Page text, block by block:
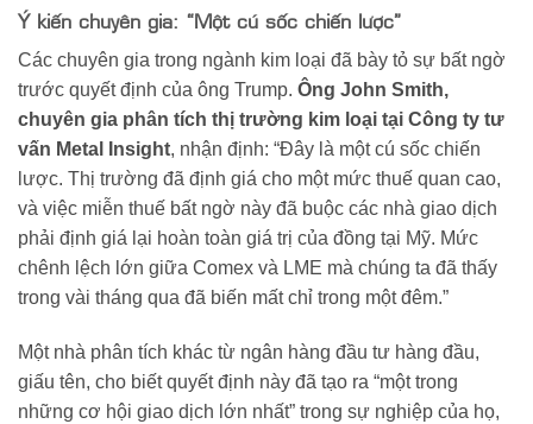
Ý kiến chuyên gia: “Một cú sốc chiến lược”
Các chuyên gia trong ngành kim loại đã bày tỏ sự bất ngờ
trước quyết định của ông Trump. Ông John Smith,
chuyên gia phân tích thị trường kim loại tại Công ty tư
vấn Metal Insight, nhận định: “Đây là một cú sốc chiến
lược. Thị trường đã định giá cho một mức thuế quan cao,
và việc miễn thuế bất ngờ này đã buộc các nhà giao dịch
phải định giá lại hoàn toàn giá trị của đồng tại Mỹ. Mức
chênh lệch lớn giữa Comex và LME mà chúng ta đã thấy
trong vài tháng qua đã biến mất chỉ trong một đêm.”
Một nhà phân tích khác từ ngân hàng đầu tư hàng đầu,
giấu tên, cho biết quyết định này đã tạo ra “một trong
những cơ hội giao dịch lớn nhất” trong sự nghiệp của họ,